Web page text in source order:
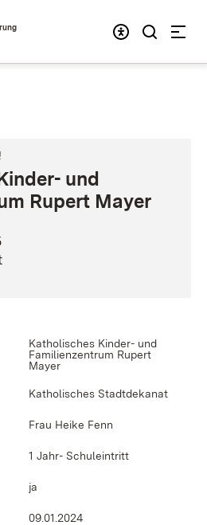
und
Rupert Mayer
Katholisches Kinder- und
Familienzentrum Rupert
Mayer
Katholisches Stadtdekanat
Frau Heike Fenn
1 Jahr- Schuleintritt
ja
09.01.2024